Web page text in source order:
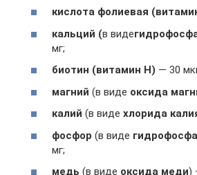
кислота фолиевая
кальций (в виде
мг;
биотин (витамин Н) — 30
магний (в виде оксида
калий (в виде хлорида
фосфор (в виде
мг;
медь (в виде оксида меди)